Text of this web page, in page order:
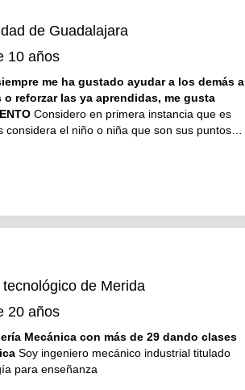
de Guadalajara
10 años
me ha gustado ayudar a los demás a
reforzar las ya aprendidas, me gusta
Considero en primera instancia que es
considera el niño o niña que son sus puntos
de esto se determina la manera de
de Merida
20 años
Mecánica con más de 29 dando clases
Soy ingeniero mecánico industrial titulado
para enseñanza